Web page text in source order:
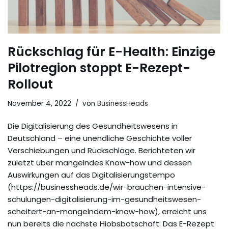
Rückschlag für E-Health: Einzige
Pilotregion stoppt E-Rezept-
Rollout
November 4, 2022 von BusinessHeads
Die Digitalisierung des Gesundheitswesens in
Deutschland – eine unendliche Geschichte voller
Verschiebungen und Rückschläge. Berichteten wir
zuletzt über mangelndes Know-how und dessen
Auswirkungen auf das Digitalisierungstempo
(https://businessheads.de/wir-brauchen-intensive-
schulungen-digitalisierung-im-gesundheitswesen-
scheitert-an-mangelndem-know-how), erreicht uns
nun bereits die nächste Hiobsbotschaft: Das E-Rezept